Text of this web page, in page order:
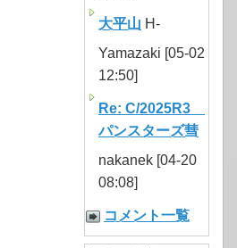
大平山 H-
Yamazaki [05-02
12:50]
Re: C/2025R3
パンスターズ彗
nakanek [04-20
08:08]
コメント一覧